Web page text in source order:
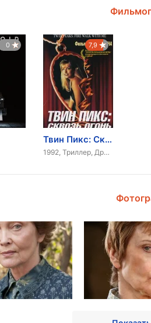
0 7,9
Твин Пикс: Сквозь огонь
1992, Триллер, Драма, Ужасы, Фэнтези, Детектив